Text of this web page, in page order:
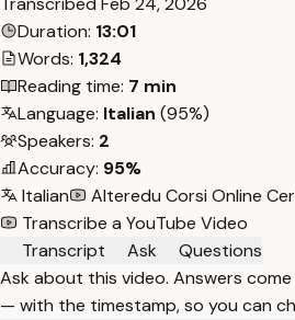
Duration: 13:01
Words: 1,324
Reading time: 7 min
Language: Italian (95%)
Speakers: 2
Accuracy: 95%
Italian
Alteredu Corsi Online
Transcribe a YouTube Video
Transcript
Ask
Questions
Ask about this video. Answers
— with the timestamp, so you can